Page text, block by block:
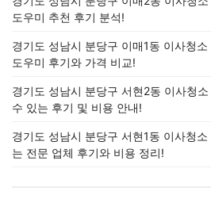
도우미 추천 후기 분석!
경기도 성남시 분당구 이매1동 이사청
도우미 후기와 가격 비교!
경기도 성남시 분당구 서현2동 이사청
수 있는 후기 및 비용 안내!
경기도 성남시 분당구 서현1동 이사청
는 전문 업체 후기와 비용 정리!